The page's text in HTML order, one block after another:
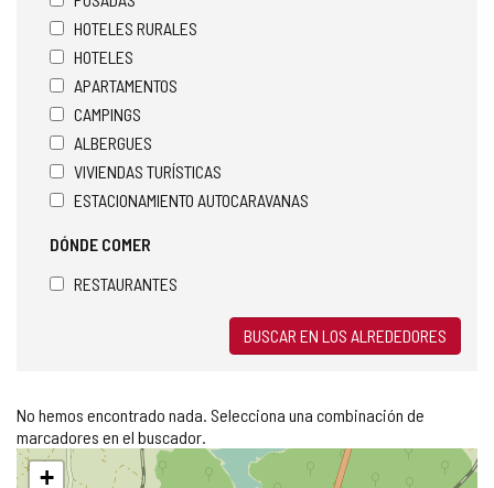
HOTELES RURALES
HOTELES
APARTAMENTOS
CAMPINGS
ALBERGUES
VIVIENDAS TURÍSTICAS
ESTACIONAMIENTO AUTOCARAVANAS
DÓNDE COMER
RESTAURANTES
BUSCAR EN LOS ALREDEDORES
No hemos encontrado nada. Selecciona una combinación de
marcadores en el buscador.
Saltar
mapa
+